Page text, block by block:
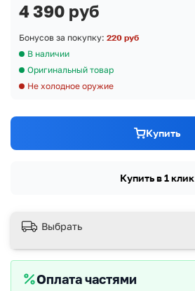
4 390 руб
Бонусов за покупку: 220 руб
В наличии
Оригинальный товар
Не холодное оружие
Купить
Купить в 1 клик
Выбрать
Оплата частями